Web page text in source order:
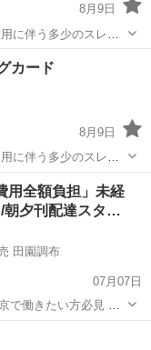
8月9日
は現地でご確認くだ
ます ※中古品のため、
カード
8月9日
は現地でご確認くだ
ます ※中古品のため、
用全額負担」未経
朝夕刊配達スタ…
田園調布
07月07日
で働きたい方必見 即
や上京の費用は”すべ
ント 家具家電付きの